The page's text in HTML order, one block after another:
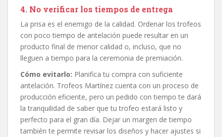
4. No verificar los tiempos de entrega
La prisa es el enemigo de la calidad. Ordenar los trofeos
con poco tiempo de antelación puede resultar en un
producto final de menor calidad o, incluso, que no
lleguen a tiempo para la ceremonia de premiación.
Cómo evitarlo: Planifica tu compra con suficiente
antelación. Trofeos Martínez cuenta con un proceso de
producción eficiente, pero un pedido con tiempo te dará
la tranquilidad de saber que tu trofeo estará listo y
perfecto para el gran día. Dejar un margen de tiempo
también te permite revisar los diseños y hacer ajustes si